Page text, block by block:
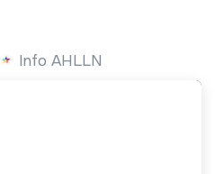
Info AHLLN